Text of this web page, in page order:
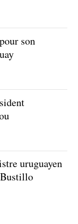
son
uruguayen